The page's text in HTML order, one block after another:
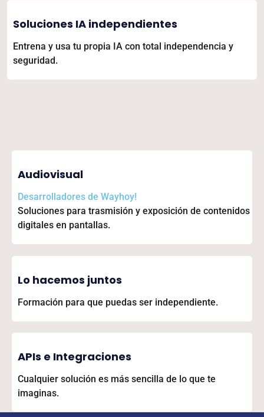
Soluciones IA independientes
Entrena y usa tu propia IA con total independencia y
seguridad.
Audiovisual
Desarrolladores de Wayhoy!
Soluciones para trasmisión y exposición de contenidos
digitales en pantallas.
Lo hacemos juntos
Formación para que puedas ser independiente.
APIs e Integraciones
Cualquier solución es más sencilla de lo que te
imaginas.